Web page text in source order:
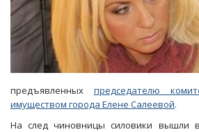
предъявленных председателю
имуществом города Елене Салеевой.
На след чиновницы силовики вышли